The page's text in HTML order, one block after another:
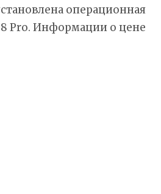
операционная
Pro. Информации о цене